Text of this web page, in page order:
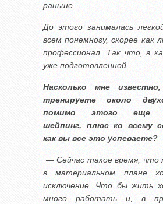
раньше.
До этого занималась
всем понемногу, скорее как
профессионал. Так что, в
уже подготовленной.
Насколько мне
тренируете около
помимо этого еще
шейпинг, плюс ко всему
как вы все это успеваете?
— Сейчас такое время, что
в материальном плане
исключение. Что бы жить
много работать и, в